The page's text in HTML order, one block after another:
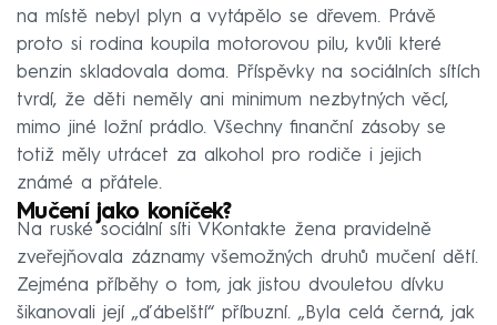
na místě nebyl plyn a vytápělo se dřevem. Právě
proto si rodina koupila motorovou pilu, kvůli které
benzin skladovala doma. Příspěvky na sociálních sítích
tvrdí, že děti neměly ani minimum nezbytných věcí,
mimo jiné ložní prádlo. Všechny finanční zásoby se
totiž měly utrácet za alkohol pro rodiče i jejich
známé a přátele.
Mučení jako koníček?
Na ruské sociální síti VKontakte žena pravidelně
zveřejňovala záznamy všemožných druhů mučení dětí.
Zejména příběhy o tom, jak jistou dvouletou dívku
šikanovali její „ďábelští“ příbuzní. „Byla celá černá, jak